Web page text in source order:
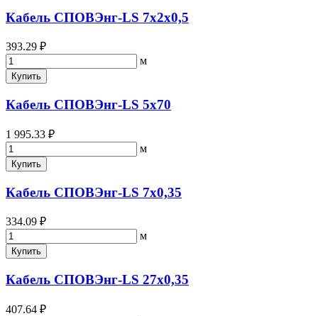
Кабель СПОВЭнг-LS 7х2х0,5
393.29 ₽
м
Купить
Кабель СПОВЭнг-LS 5х70
1 995.33 ₽
м
Купить
Кабель СПОВЭнг-LS 7х0,35
334.09 ₽
м
Купить
Кабель СПОВЭнг-LS 27х0,35
407.64 ₽